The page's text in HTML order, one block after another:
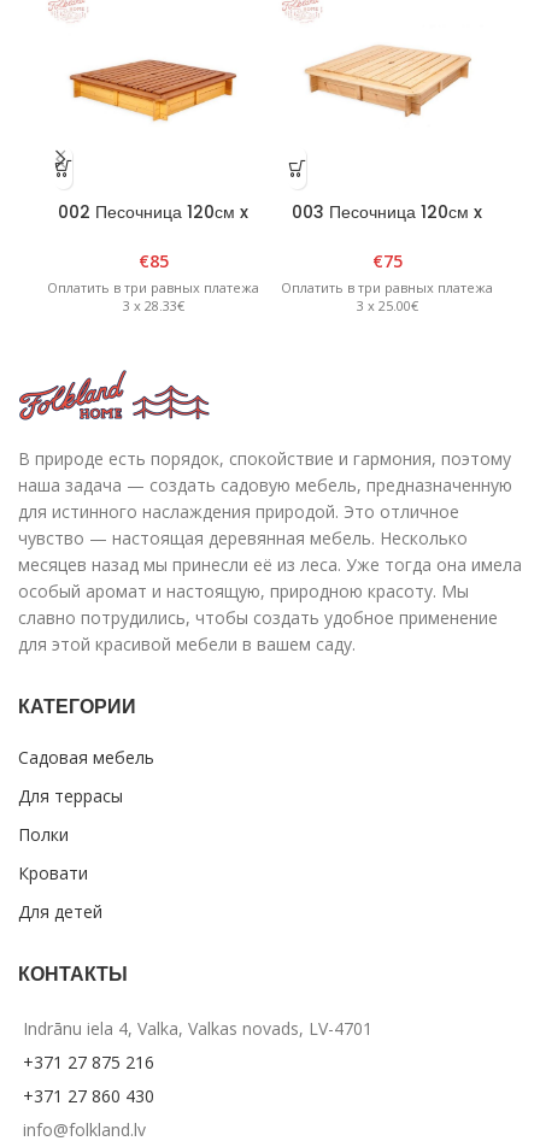
002 Песочница 120см x
четырехугольная со
съемной крышкой —
коричневая/желтая
€85
Оплатить в три равных платежа
3 x 28.33€
003 Песочница 120см x
четырехугольная со
съемной крышкой натурал
€75
Оплатить в три равных платежа
3 x 25.00€
В природе есть порядок, спокойствие и гармония, поэтому
наша задача — создать садовую мебель, предназначенную
для истинного наслаждения природой. Это отличное
чувство — настоящая деревянная мебель. Несколько
месяцев назад мы принесли её из леса. Уже тогда она имела
особый аромат и настоящую, природною красоту. Мы
славно потрудились, чтобы создать удобное применение
для этой красивой мебели в вашем саду.
КАТЕГОРИИ
Садовая мебель
Для террасы
Полки
Кровати
Для детей
КОНТАКТЫ
Indrānu iela 4, Valka, Valkas novads, LV-4701
+371 27 875 216
+371 27 860 430
info@folkland.lv